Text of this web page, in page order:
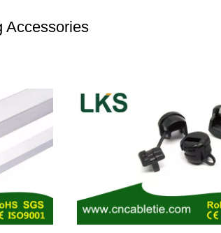
Accessories